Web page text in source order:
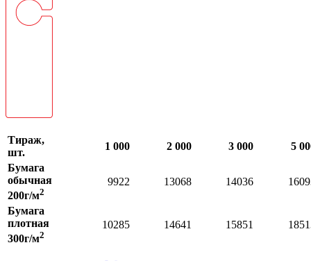
Тираж,
шт.
1 000 2 000 3 000
5
Бумага
обычная
200г/м2
9922 13068 14036
Бумага
плотная
300г/м2
10285 14641 15851